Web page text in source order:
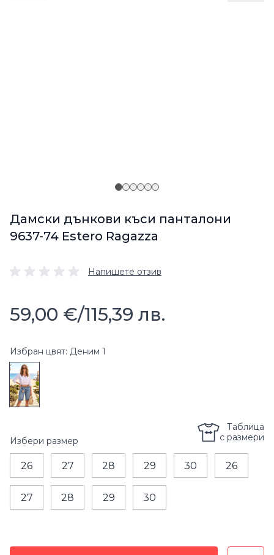
Дамски дънкови къси панталони
9637-74 Estero Ragazza
Напишете отзив
59,00 €/115,39 лв.
Избран цвят: Деним 1
Избери размер
26 27 28 29 30 26
27 28 29 30
Таблица
с размери